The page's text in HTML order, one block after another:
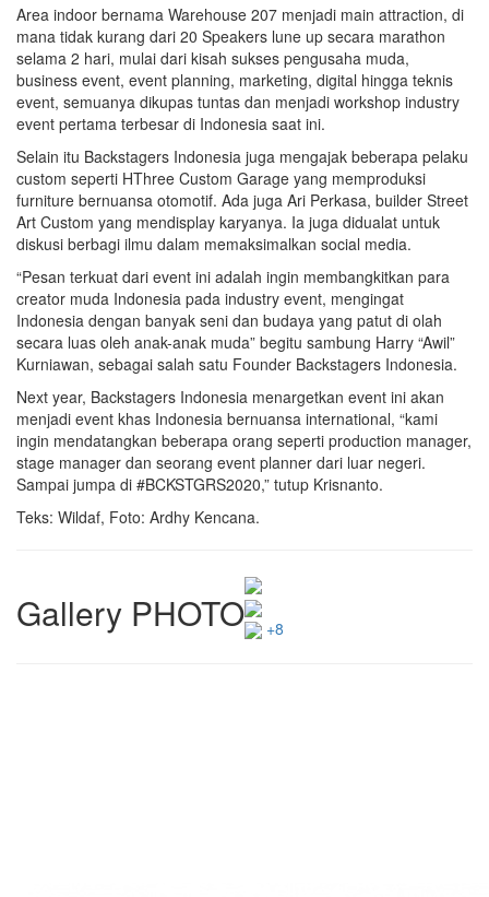
Area indoor bernama Warehouse 207 menjadi main attraction, di
mana tidak kurang dari 20 Speakers lune up secara marathon
selama 2 hari, mulai dari kisah sukses pengusaha muda,
business event, event planning, marketing, digital hingga teknis
event, semuanya dikupas tuntas dan menjadi workshop industry
event pertama terbesar di Indonesia saat ini.
Selain itu Backstagers Indonesia juga mengajak beberapa pelaku
custom seperti HThree Custom Garage yang memproduksi
furniture bernuansa otomotif. Ada juga Ari Perkasa, builder Street
Art Custom yang mendisplay karyanya. Ia juga didualat untuk
diskusi berbagi ilmu dalam memaksimalkan social media.
“Pesan terkuat dari event ini adalah ingin membangkitkan para
creator muda Indonesia pada industry event, mengingat
Indonesia dengan banyak seni dan budaya yang patut di olah
secara luas oleh anak-anak muda” begitu sambung Harry “Awil”
Kurniawan, sebagai salah satu Founder Backstagers Indonesia.
Next year, Backstagers Indonesia menargetkan event ini akan
menjadi event khas Indonesia bernuansa international, “kami
ingin mendatangkan beberapa orang seperti production manager,
stage manager dan seorang event planner dari luar negeri.
Sampai jumpa di #BCKSTGRS2020,” tutup Krisnanto.
Teks: Wildaf, Foto: Ardhy Kencana.
Gallery PHOTO +8